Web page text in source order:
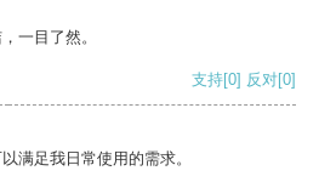
一目了然。
支持[0] 反对[0]
满足我日常使用的需求。